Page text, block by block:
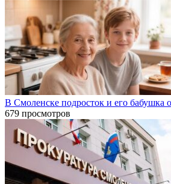
В Смоленске подросток и его бабушка
679 просмотров